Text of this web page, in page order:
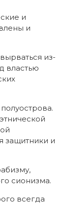
и
и
из-
властью
защитники и
сионизма.
всегда